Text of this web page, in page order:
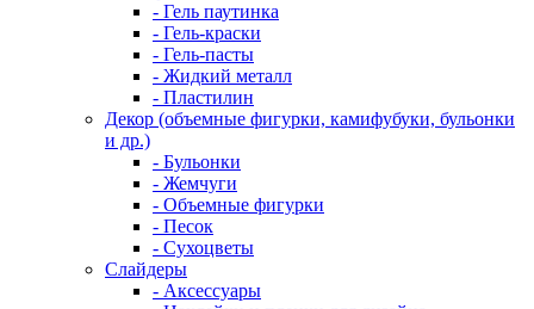
- Гель паутинка
- Гель-краски
- Гель-пасты
- Жидкий металл
- Пластилин
Декор (объемные фигурки, камифубуки, бульонки
и др.)
- Бульонки
- Жемчуги
- Объемные фигурки
- Песок
- Сухоцветы
Слайдеры
- Аксессуары